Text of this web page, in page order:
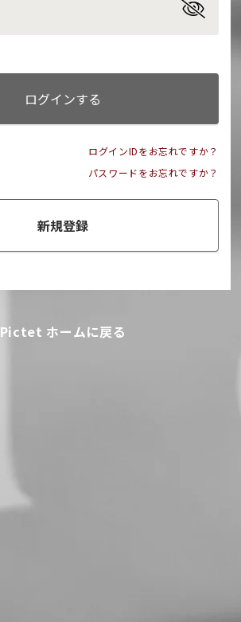
ログインする
ログインIDをお忘れですか？
パスワードをお忘れですか？
新規登録
Pictet ホームに戻る